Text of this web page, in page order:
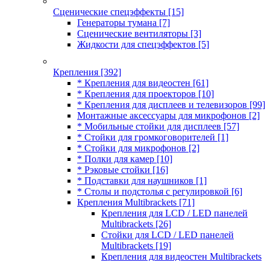
Сценические спецэффекты [15]
Генераторы тумана [7]
Сценические вентиляторы [3]
Жидкости для спецэффектов [5]
Крепления [392]
* Крепления для видеостен [61]
* Крепления для проекторов [10]
* Крепления для дисплеев и телевизоров [99]
Монтажные аксессуары для микрофонов [2]
* Мобильные стойки для дисплеев [57]
* Стойки для громкоговорителей [1]
* Стойки для микрофонов [2]
* Полки для камер [10]
* Рэковые стойки [16]
* Подставки для наушников [1]
* Столы и подстолья с регулировкой [6]
Крепления Multibrackets [71]
Крепления для LCD / LED панелей
Multibrackets [26]
Стойки для LCD / LED панелей
Multibrackets [19]
Крепления для видеостен Multibrackets